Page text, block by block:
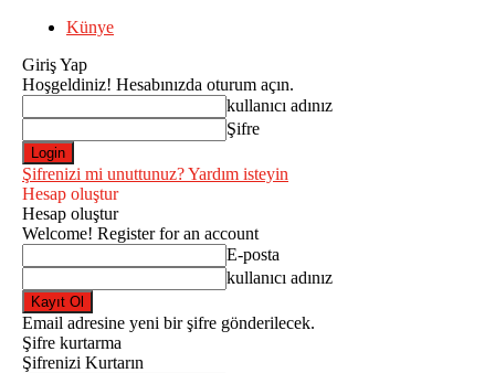
Künye
Giriş Yap
Hoşgeldiniz! Hesabınızda oturum açın.
kullanıcı adınız
Şifre
Şifrenizi mi unuttunuz? Yardım isteyin
Hesap oluştur
Hesap oluştur
Welcome! Register for an account
E-posta
kullanıcı adınız
Email adresine yeni bir şifre gönderilecek.
Şifre kurtarma
Şifrenizi Kurtarın